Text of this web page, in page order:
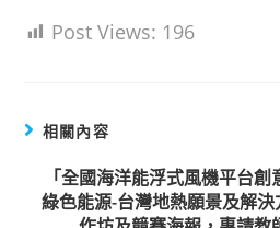
Post Views: 196
相關內容
「全國海洋能浮式風機平台
綠色能源-台灣地熱願景及解